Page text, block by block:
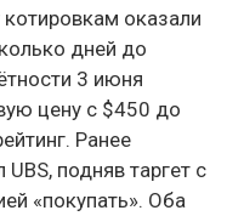
оказали
дней до
3 июня
цену с $450 до
Ранее
подняв таргет с
«покупать». Оба